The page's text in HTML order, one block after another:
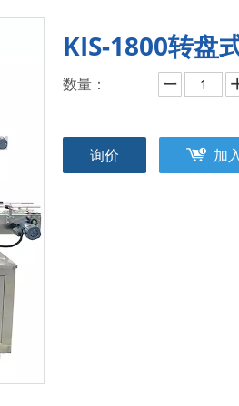
KIS-1800转盘
数量：
询价 加